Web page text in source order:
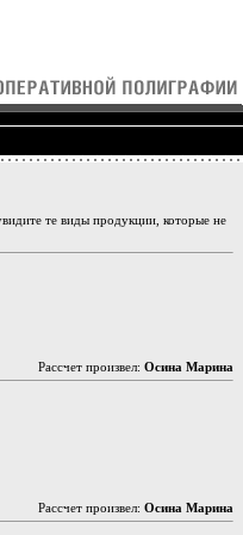
те виды продукции, которые не
Рассчет произвел: Осина Марина
Рассчет произвел: Осина Марина